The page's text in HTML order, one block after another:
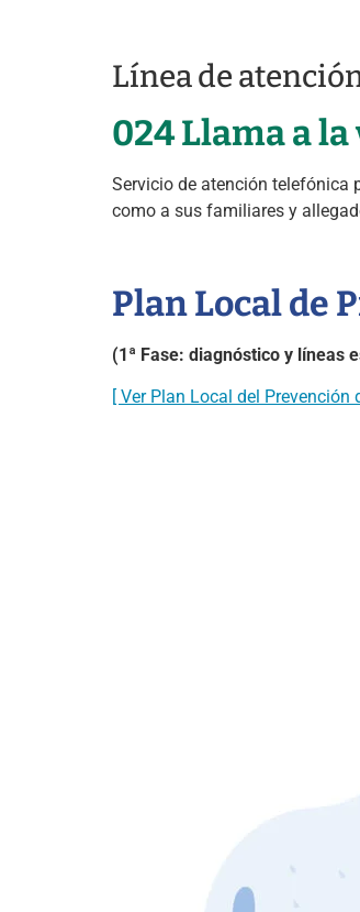
Línea de
024 Llama a la
Servicio de atención telefónica
como a sus familiares y
Plan Local de
(1ª Fase: diagnóstico y líneas
[ Ver Plan Local del Prevención